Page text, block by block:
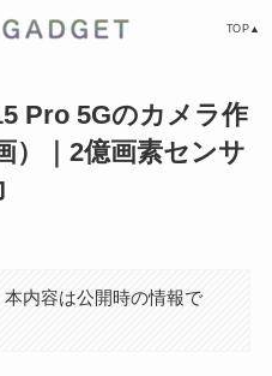
TOP▲
Pro 5Gのカメラ作
）｜2億画素センサ
内容は公開時の情報で